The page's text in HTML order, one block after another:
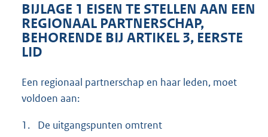
BIJLAGE 1 EISEN TE STELLEN AAN EEN
REGIONAAL PARTNERSCHAP,
BEHORENDE BIJ ARTIKEL 3, EERSTE
LID
Een regionaal partnerschap en haar leden, moet
voldoen aan:
1.
De uitgangspunten omtrent